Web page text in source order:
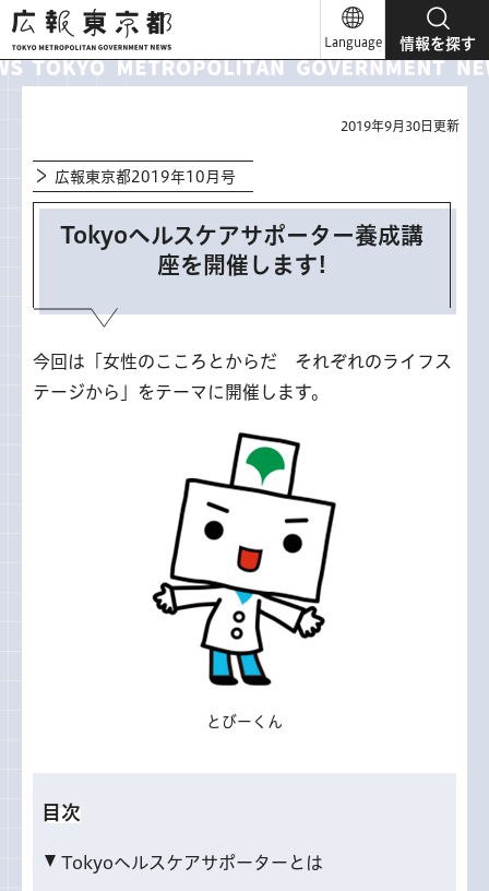
広報東京都
Language 情報を探す
2019年9月30日更新
広報東京都2019年10月号
Tokyoヘルスケアサポーター養成講
座を開催します!
今回は「女性のこころとからだ それぞれのライフス
テージから」をテーマに開催します。
とびーくん
目次
Tokyoヘルスケアサポーターとは